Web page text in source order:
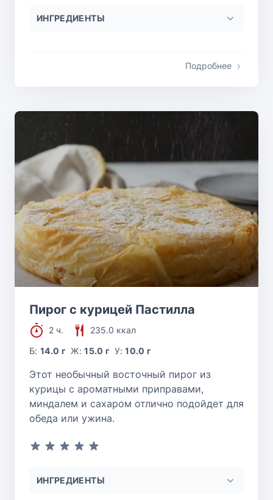
ИНГРЕДИЕНТЫ
Подробнее
Пирог с курицей Пастилла
2 ч.
235.0 ккал
Б:14.0 г Ж:15.0 г У:10.0 г
Этот необычный восточный пирог из
курицы с ароматными приправами,
миндалем и сахаром отлично подойдет для
обеда или ужина.
ИНГРЕДИЕНТЫ